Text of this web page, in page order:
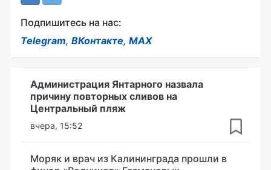
Подпишитесь на нас:
Telegram, ВКонтакте, MAX
Администрация Янтарного назвала
причину повторных сливов на
Центральный пляж
вчера, 15:52
Моряк и врач из Калининграда прошли в